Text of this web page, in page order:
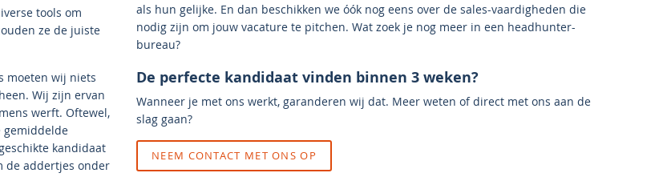
tools om
ze de juiste
moeten wij niets
Wij zijn ervan
werft. Oftewel,
gemiddelde
kandidaat
de addertjes onder
als hun gelijke. En dan beschikken we óók nog eens over de sales-vaardigheden die
nodig zijn om jouw vacature te pitchen. Wat zoek je nog meer in een headhunter-
bureau?
De perfecte kandidaat vinden binnen 3 weken?
Wanneer je met ons werkt, garanderen wij dat. Meer weten of direct met ons aan de
slag gaan?
NEEM CONTACT MET ONS OP